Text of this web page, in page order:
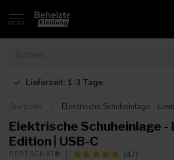
MENU
Lieferzeit: 1-3 Tage
Startseite Elektrische Schuheinlage -
Elektrische Schuheinlage -
Edition | USB-C
BERTSCHAT® (47)